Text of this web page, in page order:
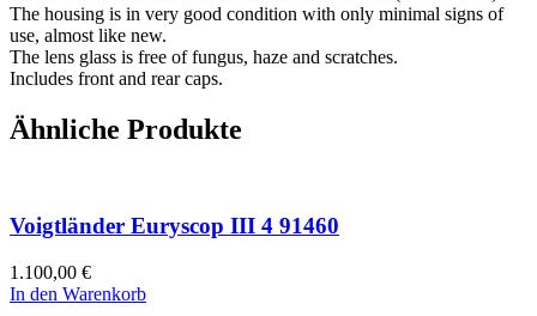
The housing is in very good condition with only minimal signs of
use, almost like new.
The lens glass is free of fungus, haze and scratches.
Includes front and rear caps.
Ähnliche Produkte
Voigtländer Euryscop III 4 91460
1.100,00 €
In den Warenkorb